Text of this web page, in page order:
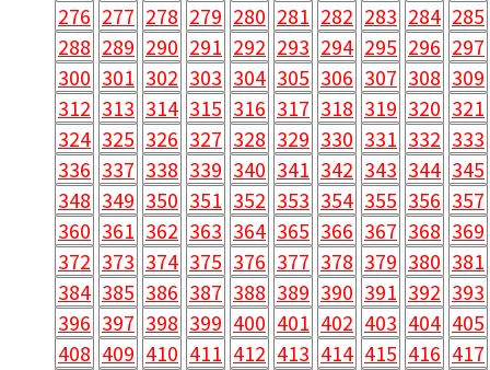
276 277 278 279 280 281 282 283 284 285
288 289 290 291 292 293 294 295 296 297
300 301 302 303 304 305 306 307 308 309
312 313 314 315 316 317 318 319 320 321
324 325 326 327 328 329 330 331 332 333
336 337 338 339 340 341 342 343 344 345
348 349 350 351 352 353 354 355 356 357
360 361 362 363 364 365 366 367 368 369
372 373 374 375 376 377 378 379 380 381
384 385 386 387 388 389 390 391 392 393
396 397 398 399 400 401 402 403 404 405
408 409 410 411 412 413 414 415 416 417